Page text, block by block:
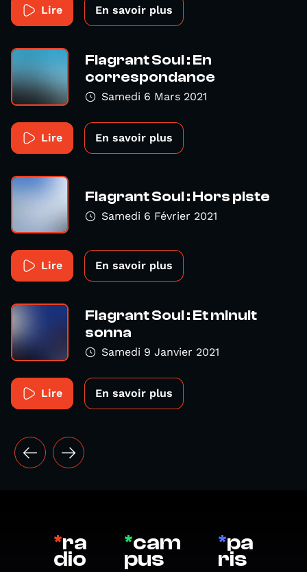
Lire En savoir plus
Flagrant Soul : En
correspondance
Samedi 6 Mars 2021
Lire En savoir plus
Flagrant Soul : Hors piste
Samedi 6 Février 2021
Lire En savoir plus
Flagrant Soul : Et minuit
sonna
Samedi 9 Janvier 2021
Lire En savoir plus
*ra
dio
*cam
pus
*pa
ris